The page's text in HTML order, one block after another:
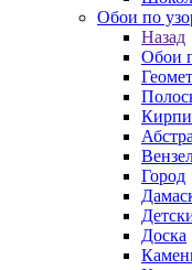
Обои по
Назад
Обои
Город
Доска